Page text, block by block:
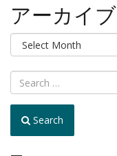
リ
ー
択
アーカイブ
ア
ー
カ
Search